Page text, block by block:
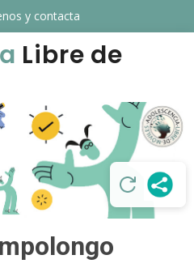
y contacta
Libre de